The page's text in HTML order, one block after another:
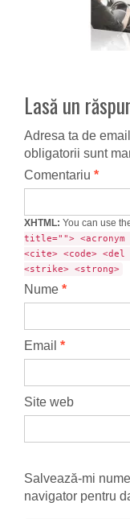
Lasă un
Adresa ta de
obligatorii sunt
Comentariu *
XHTML: You can use
title="">
<cite> <code>
<strike> <strong>
Nume *
Email *
Site web
Salvează-mi
navigator pentru